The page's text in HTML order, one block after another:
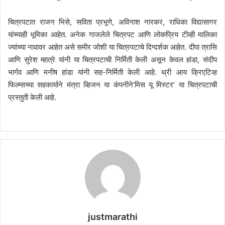
चित्रपटात राजन भिसे,सविता प्रभूणे, अविनाश नारकर,राधिका विद्यासागर
यांच्याही भूमिका आहेत. अनेक गाजलेले चित्रपट आणि लोकप्रिय टीव्ही मालिका
ज्यांच्या नावावर आहेत असे समीर जोशी या चित्रपटाचे दिग्दर्शक आहेत. दीपा त्रासि
आणि सुरेश म्हात्रे यांनी या चित्रपटाची निर्मिती केली असून केवल हांडा,संदीप
भार्गव आणि मनीष हांडा यांनी सह-निर्मिती केली आहे. थ्री आय क्रिएटिव्ह
फिल्म्सच्या सहकार्याने मंत्रा व्हिजन या कंपनीने‘मिस यू मिस्टर’या चित्रपटाची
प्रस्तुती केली आहे.
justmarathi